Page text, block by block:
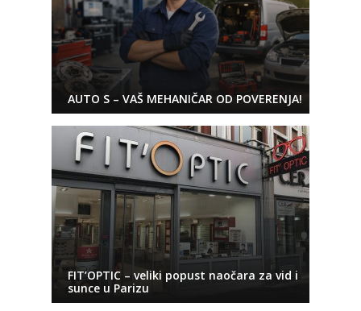
AUTO S – VAŠ MEHANIČAR OD POVERENJA!
FIT’OPTIC – veliki popust naočara za vid i
sunce u Parizu